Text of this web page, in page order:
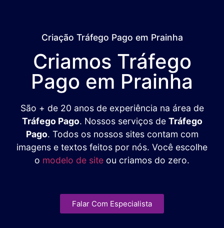
Criação Tráfego Pago em Prainha
Criamos Tráfego
Pago em Prainha
São + de 20 anos de experiência na área de
Tráfego Pago. Nossos serviços de Tráfego
Pago. Todos os nossos sites contam com
imagens e textos feitos por nós. Você escolhe
o modelo de site ou criamos do zero.
Falar Com Especialista